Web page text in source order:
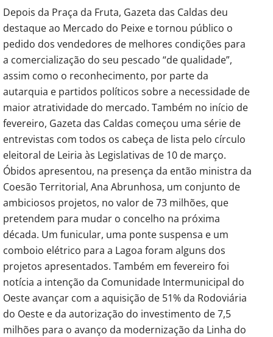
Depois da Praça da Fruta, Gazeta das Caldas deu
destaque ao Mercado do Peixe e tornou público o
pedido dos vendedores de melhores condições para
a comercialização do seu pescado “de qualidade”,
assim como o reconhecimento, por parte da
autarquia e partidos políticos sobre a necessidade de
maior atratividade do mercado. Também no início de
fevereiro, Gazeta das Caldas começou uma série de
entrevistas com todos os cabeça de lista pelo círculo
eleitoral de Leiria às Legislativas de 10 de março.
Óbidos apresentou, na presença da então ministra da
Coesão Territorial, Ana Abrunhosa, um conjunto de
ambiciosos projetos, no valor de 73 milhões, que
pretendem para mudar o concelho na próxima
década. Um funicular, uma ponte suspensa e um
comboio elétrico para a Lagoa foram alguns dos
projetos apresentados. Também em fevereiro foi
notícia a intenção da Comunidade Intermunicipal do
Oeste avançar com a aquisição de 51% da Rodoviária
do Oeste e da autorização do investimento de 7,5
milhões para o avanço da modernização da Linha do